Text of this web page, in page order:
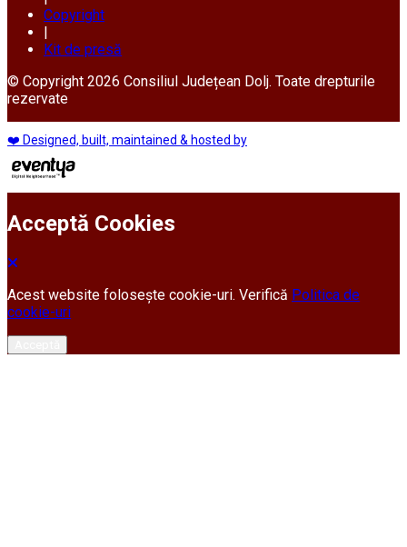
Copyright
|
Kit de presă
© Copyright 2026 Consiliul Județean Dolj. Toate drepturile
rezervate
❤️ Designed, built, maintained & hosted by
Acceptă Cookies
Acest website folosește cookie-uri. Verifică Politica de
cookie-uri